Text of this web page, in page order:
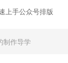
上手公众号排版
制作导学